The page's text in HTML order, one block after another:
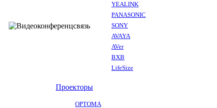
YEALINK
PANASONIC
SONY
AVAYA
AVer
BXB
LifeSize
Проекторы
OPTOMA